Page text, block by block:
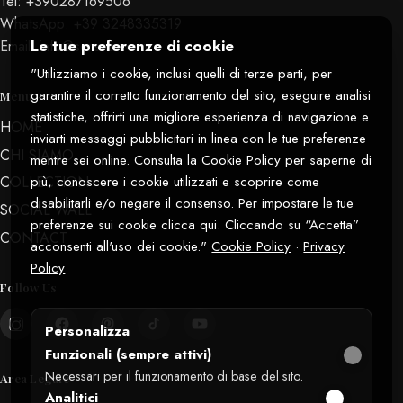
WhatsApp:
Email:info@serenax.com
Menu
HOME
CHI SIAMO
COLLECTION
SOCIAL WALL
CONTACT
Follow Us
Area Legale
Le tue preferenze di cookie
"Utilizziamo i cookie, inclusi quelli di terze parti, per
garantire il corretto funzionamento del sito, eseguire analisi
statistiche, offrirti una migliore esperienza di navigazione e
inviarti messaggi pubblicitari in linea con le tue preferenze
mentre sei online. Consulta la Cookie Policy per saperne di
più, conoscere i cookie utilizzati e scoprire come
disabilitarli e/o negare il consenso. Per impostare le tue
preferenze sui cookie clicca qui. Cliccando su “Accetta”
acconsenti all'uso dei cookie."Cookie Policy ·Privacy
Policy
Personalizza
Funzionali (sempre attivi)
Necessari per il funzionamento di base del sito.
Analitici